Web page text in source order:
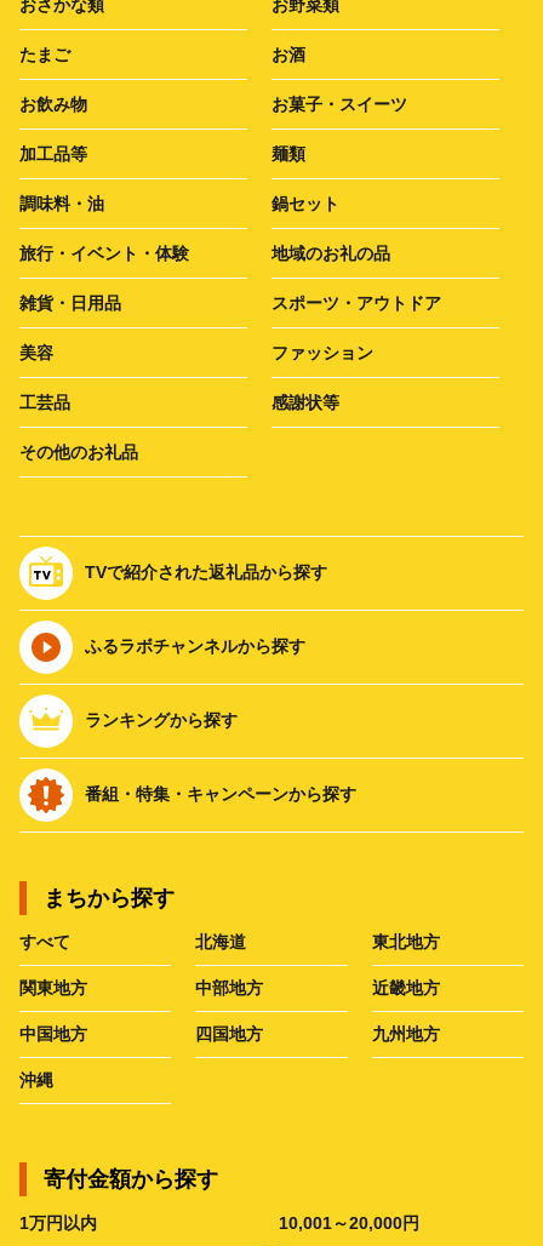
おさかな類 お野菜類
たまご お酒
お飲み物 お菓子・スイーツ
加工品等 麺類
調味料・油 鍋セット
旅行・イベント・体験 地域のお礼の品
雑貨・日用品 スポーツ・アウトドア
美容 ファッション
工芸品 感謝状等
その他のお礼品
TVで紹介された返礼品から探す
ふるラボチャンネルから探す
ランキングから探す
番組・特集・キャンペーンから探す
まちから探す
すべて 北海道 東北地方
関東地方 中部地方 近畿地方
中国地方 四国地方 九州地方
沖縄
寄付金額から探す
1万円以内 10,001～20,000円